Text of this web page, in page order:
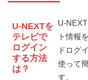
U-NEXTを
テレビで
ログイン
する方法
は？
U-
ト情報
ドログ
使って
す。